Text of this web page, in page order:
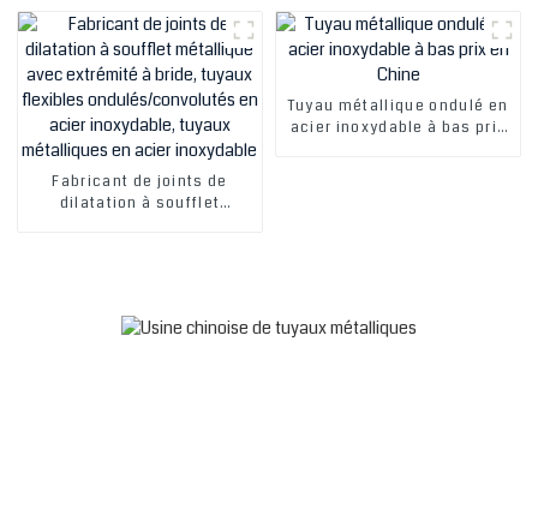
joints de dilatation
flexibles tressés en fil
d'acier inoxydable, tuyaux
métalliques ondulés avec
bride
Fabricant de joints de
dilatation à soufflet
métalliques en acier
inoxydable
Tuyau métallique ondulé en
acier inoxydable à bas prix